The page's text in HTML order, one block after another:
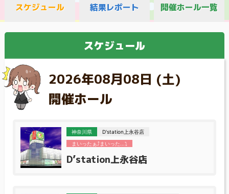
スケジュール 結果レポート 開催ホール一覧
スケジュール
2026年08月08日 (土)
開催ホール
神奈川県
D'station上永谷店
まいったぁ⤴まいった...⤵
D’station上永谷店